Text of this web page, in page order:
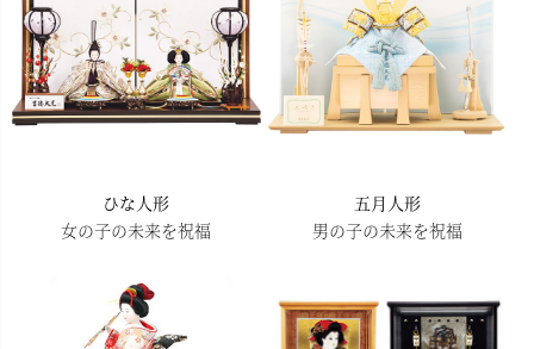
ひな人形
女の子の未来を祝福
五月人形
男の子の未来を祝福